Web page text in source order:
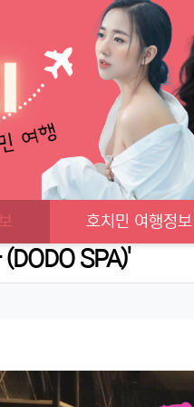
호치민 여행정보
(DODO SPA)'